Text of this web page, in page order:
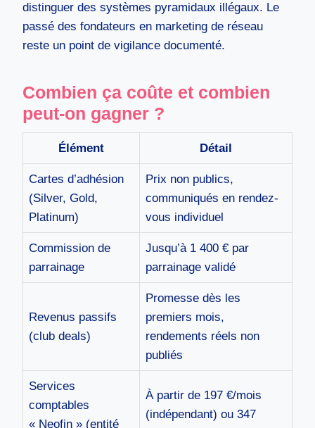
distinguer des systèmes pyramidaux illégaux. Le
passé des fondateurs en marketing de réseau
reste un point de vigilance documenté.
Combien ça coûte et combien
peut-on gagner ?
Élément Détail
Cartes d’adhésion
(Silver, Gold,
Platinum)
Prix non publics,
communiqués en rendez-
vous individuel
Commission de
parrainage
Jusqu’à 1 400 € par
parrainage validé
Revenus passifs
(club deals)
Promesse dès les
premiers mois,
rendements réels non
publiés
Services
comptables
« Neofin » (entité
À partir de 197 €/mois
(indépendant) ou 347